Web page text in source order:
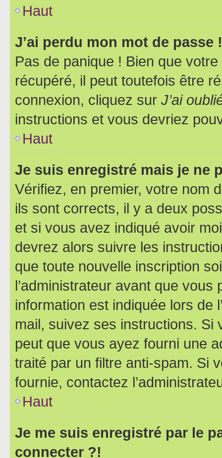
Haut
J’ai perdu mon mot de passe !
Pas de panique ! Bien que
récupéré, il peut toutefois être
connexion, cliquez sur J’ai
instructions et vous devriez
Haut
Je suis enregistré mais je ne
Vérifiez, en premier, votre nom
ils sont corrects, il y a deux
et si vous avez indiqué avoir
devrez alors suivre les
que toute nouvelle inscription
l’administrateur avant que
information est indiquée lors de
mail, suivez ses instructions. Si
peut que vous ayez fourni une
traité par un filtre anti-spam. Si
fournie, contactez
Haut
Je me suis enregistré par le
connecter ?!